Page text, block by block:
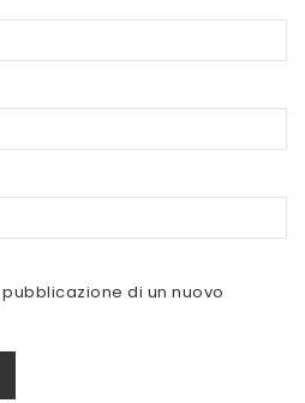
di un nuovo